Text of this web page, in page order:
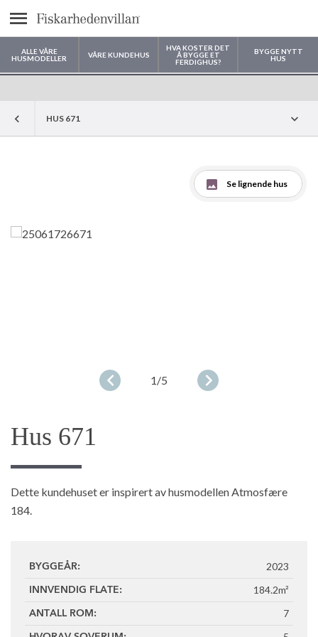
text.menu
ALLE VÅRE
HUSMODELLER
VÅRE KUNDEHUS
HVA KOSTER DET
Å BYGGE ET
FERDIGHUS?
BYGGE NYTT
HUS
Hvor vil du bygge huset ditt?
HUS 671
Se lignende hus
1/5
Hus 671
Dette kundehuset er inspirert av husmodellen Atmosfære
184.
BYGGEÅR: 2023
INNVENDIG FLATE: 184.2m²
ANTALL ROM: 7